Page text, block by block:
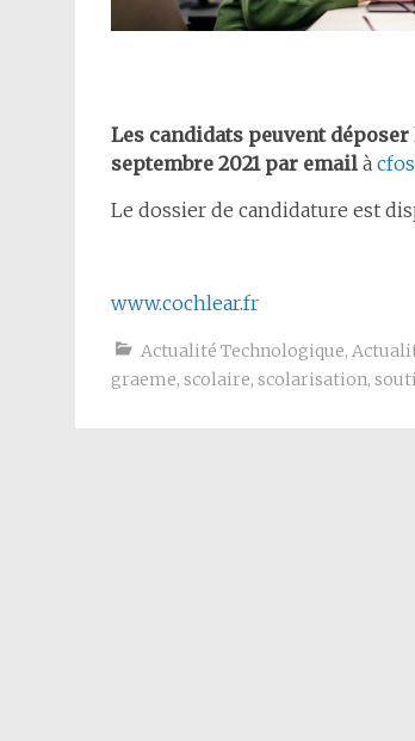
Les candidats peuvent
septembre 2021 par email à
Le dossier de candidature est
www.cochlear.fr
Actualité Technologique,
graeme, scolaire, scolarisation,